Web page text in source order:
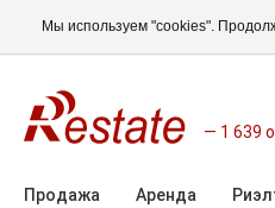
Мы используем "cookies".
1 639
Продажа Аренда